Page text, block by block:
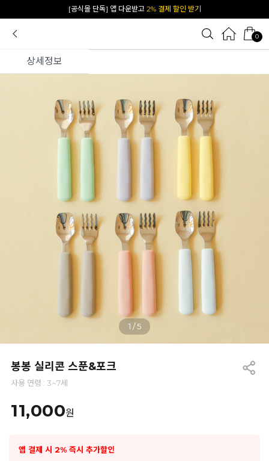
카카오 플친 추가하면1천원 즉시 할인 쿠폰
0
상세정보
1 /5
봉봉 실리콘 스푼&포크
사용 연령 : 3~7세
11,000원
앱 결제 시 2% 즉시 추가할인